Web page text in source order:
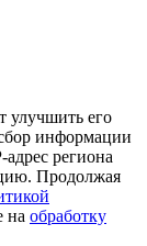
улучшить его
информации
адрес региона
Продолжая
на обработку